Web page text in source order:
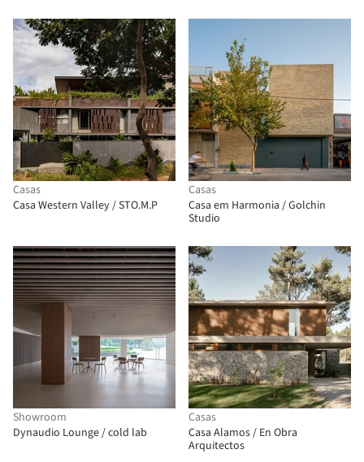
Casas
Casa Western Valley / STO.M.P
Casas
Casa em Harmonia / Golchin
Studio
Showroom
Dynaudio Lounge / cold lab
Casas
Casa Alamos / En Obra
Arquitectos